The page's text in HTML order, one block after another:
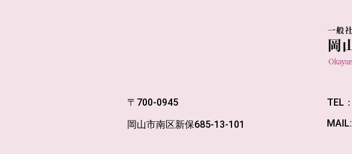
〒700-0945
岡山市南区新保685-13-101
TEL：
MAIL: